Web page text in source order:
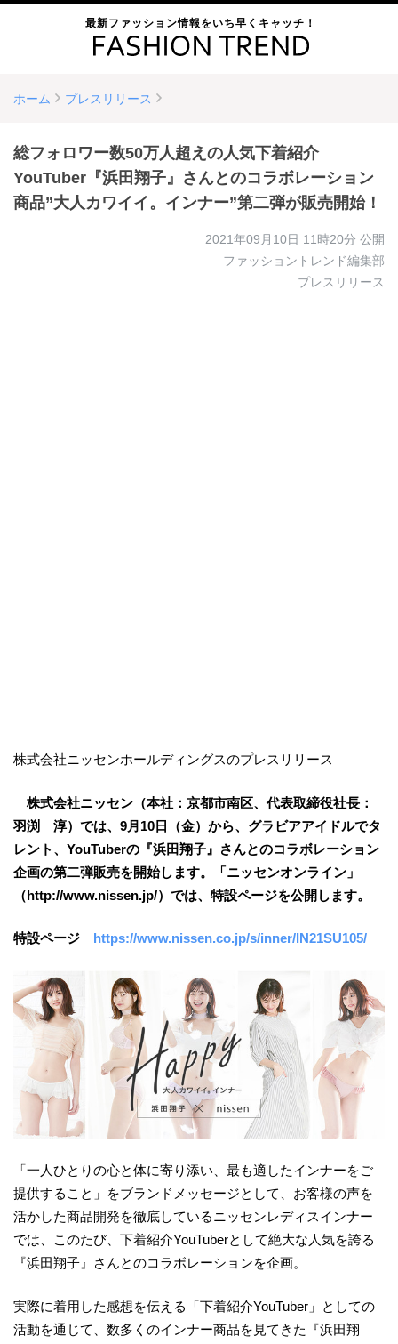
最新ファッション情報をいち早くキャッチ！
ホーム プレスリリース
総フォロワー数50万人超えの人気下着紹介
YouTuber『浜田翔子』さんとのコラボレーション
商品”大人カワイイ。インナー”第二弾が販売開始！
2021年09月10日 11時20分 公開
ファッショントレンド編集部
プレスリリース
株式会社ニッセンホールディングスのプレスリリース
株式会社ニッセン（本社：京都市南区、代表取締役社長：
羽渕 淳）では、9月10日（金）から、グラビアアイドルでタ
レント、YouTuberの『浜田翔子』さんとのコラボレーション
企画の第二弾販売を開始します。「ニッセンオンライン」
（http://www.nissen.jp/）では、特設ページを公開します。
特設ページ ​ https://www.nissen.co.jp/s/inner/IN21SU105/
「一人ひとりの心と体に寄り添い、最も適したインナーをご
提供すること」をブランドメッセージとして、お客様の声を
活かした商品開発を徹底しているニッセンレディスインナー
では、このたび、下着紹介YouTuberとして絶大な人気を誇る
『浜田翔子』さんとのコラボレーションを企画。
実際に着用した感想を伝える「下着紹介YouTuber」としての
活動を通じて、数多くのインナー商品を見てきた『浜田翔